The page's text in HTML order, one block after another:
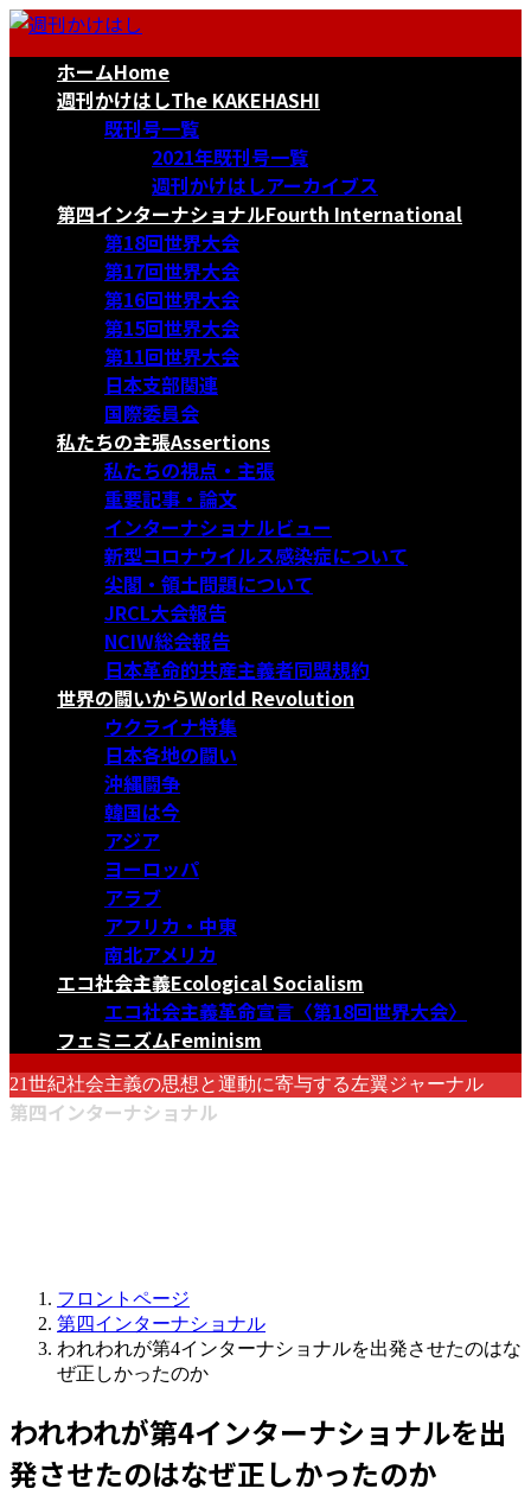
コ
ナ
ホームHome
週刊かけはしThe KAKEHASHI
既刊号一覧
2021年既刊号一覧
週刊かけはしアーカイブス
第四インターナショナルFourth International
第18回世界大会
第17回世界大会
第16回世界大会
第15回世界大会
第11回世界大会
日本支部関連
国際委員会
私たちの主張Assertions
私たちの視点・主張
重要記事・論文
インターナショナルビュー
新型コロナウイルス感染症について
尖閣・領土問題について
JRCL大会報告
NCIW総会報告
日本革命的共産主義者同盟規約
世界の闘いからWorld Revolution
ウクライナ特集
日本各地の闘い
沖縄闘争
韓国は今
アジア
ヨーロッパ
アラブ
アフリカ・中東
南北アメリカ
エコ社会主義Ecological Socialism
エコ社会主義革命宣言〈第18回世界大会〉
フェミニズムFeminism
21世紀社会主義の思想と運動に寄与する左翼ジャーナル
第四インターナショナル
フロントページ
第四インターナショナル
われわれが第4インターナショナルを出発させたのはな
ぜ正しかったのか
われわれが第4インターナショナルを出
発させたのはなぜ正しかったのか